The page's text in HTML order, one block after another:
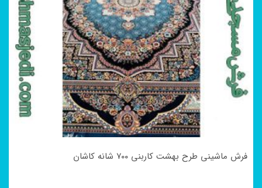
فرش ماشینی طرح بهشت کاربنی ۷۰۰ شانه کاشان